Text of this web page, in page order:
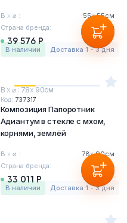
В х ⌀ : 55х55см
Страна бренда:
Бельгия
39 576 Р
в наличии Доставка 1 - 3 дня
В х ⌀ : 78х 90см
Код: 737317
Композиция Папоротник
Адиантум в стекле с мхом,
корнями, землёй
В х ⌀ : 78х90см
Страна бренда:
Бельгия
33 011 Р
в наличии Доставка 1 - 3 дня